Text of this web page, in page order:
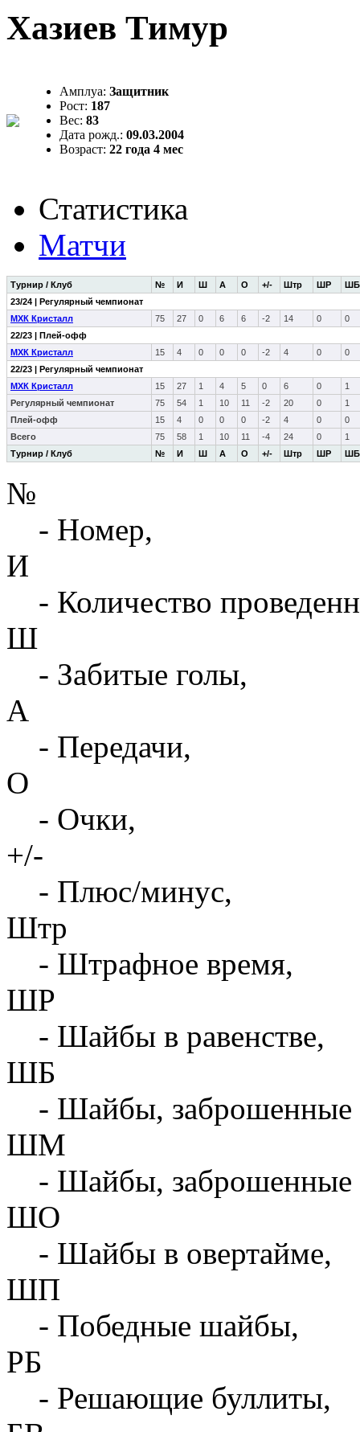
Хазиев Тимур
Амплуа: Защитник
Рост: 187
Вес: 83
Дата рожд.: 09.03.2004
Возраст: 22 года 4 мес
Статистика
Матчи
Турнир / Клуб № И Ш А О +/- Штр ШР ШБ
Турнир / Клуб № И Ш А О +/- Штр ШР ШБ
23/24 | Регулярный чемпионат
МХК Кристалл
75 27 0 6 6 -2 14 0
0
22/23 | Плей-офф
МХК Кристалл
15 4 0 0 0 -2 4 0
0
22/23 | Регулярный чемпионат
МХК Кристалл
15 27 1 4 5 0 6 0
1
Регулярный чемпионат
75 54 1 10 11 -2 20 0
1
Плей-офф
15 4 0 0 0 -2 4 0
0
Всего
75 58 1 10 11 -4 24 0 1
№
- Номер,
И
- Количество
Ш
- Забитые голы,
А
- Передачи,
О
- Очки,
+/-
- Плюс/минус,
Штр
- Штрафное время,
ШР
- Шайбы в равенстве,
ШБ
- Шайбы, заброшенные
ШМ
- Шайбы, заброшенные
ШО
- Шайбы в овертайме,
ШП
- Победные шайбы,
РБ
- Решающие буллиты,